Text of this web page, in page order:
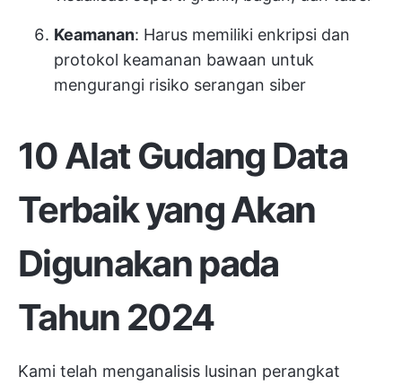
Keamanan: Harus memiliki enkripsi dan
protokol keamanan bawaan untuk
mengurangi risiko serangan siber
10 Alat Gudang Data
Terbaik yang Akan
Digunakan pada
Tahun 2024
Kami telah menganalisis lusinan perangkat